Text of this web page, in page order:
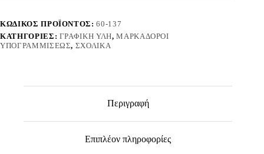
275/6-
3
ποσότητα
ΚΩΔΙΚΌΣ ΠΡΟΪΌΝΤΟΣ:60-137
ΚΑΤΗΓΟΡΊΕΣ: ΓΡΑΦΙΚΉ ΎΛΗ,ΜΑΡΚΑΔΌΡΟΙ
ΥΠΟΓΡΑΜΜΊΣΕΩΣ, ΣΧΟΛΙΚΆ
Περιγραφή
Επιπλέον πληροφορίες